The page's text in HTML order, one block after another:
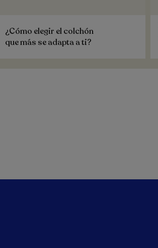
¿Cómo elegir el colchón
que más se adapta a ti?